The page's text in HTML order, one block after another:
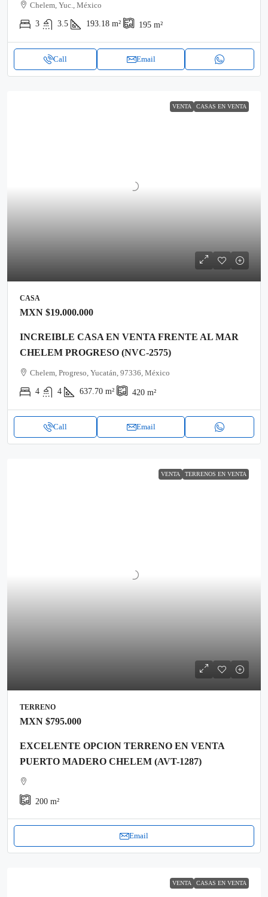
Chelem, Yuc., México
3 3.5 193.18 m² 195 m²
Call Email
VENTA CASAS EN VENTA
CASA
MXN $19.000.000
INCREIBLE CASA EN VENTA FRENTE AL MAR
CHELEM PROGRESO (NVC-2575)
Chelem, Progreso, Yucatán, 97336, México
4 4 637.70 m² 420 m²
Call Email
VENTA TERRENOS EN VENTA
TERRENO
MXN $795.000
EXCELENTE OPCION TERRENO EN VENTA
PUERTO MADERO CHELEM (AVT-1287)
200 m²
Email
VENTA CASAS EN VENTA